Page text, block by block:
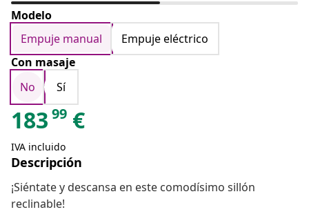
Modelo
Empuje manual
Empuje eléctrico
Con masaje
No
Sí
183 99 €
IVA incluido
Descripción
¡Siéntate y descansa en este comodísimo sillón
reclinable!